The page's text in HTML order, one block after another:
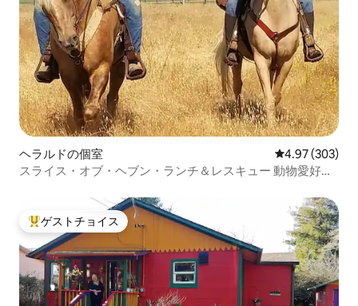
ヘラルドの個室 レビュー303
4.97 (303)
スライス・オブ・ヘブン・ランチ＆レスキュー 動物愛好家
大好評のゲストチョイスです。
ゲストチョイス